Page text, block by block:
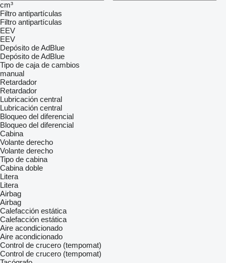
cm³
Filtro antipartículas
Filtro antipartículas
EEV
EEV
Depósito de AdBlue
Depósito de AdBlue
Tipo de caja de cambios
manual
Retardador
Retardador
Lubricación central
Lubricación central
Bloqueo del diferencial
Bloqueo del diferencial
Cabina
Volante derecho
Volante derecho
Tipo de cabina
Cabina doble
Litera
Litera
Airbag
Airbag
Calefacción estática
Calefacción estática
Aire acondicionado
Aire acondicionado
Control de crucero (tempomat)
Control de crucero (tempomat)